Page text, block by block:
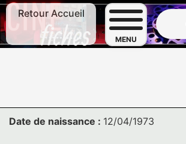
Retour Accueil
MENU
Date de naissance : 12/04/1973